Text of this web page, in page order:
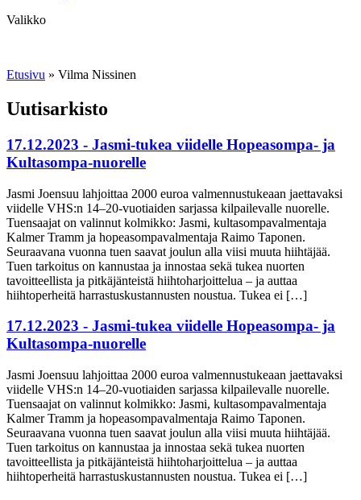
Valikko
Etusivu » Vilma Nissinen
Uutisarkisto
17.12.2023 - Jasmi-tukea viidelle Hopeasompa- ja
Kultasompa-nuorelle
Jasmi Joensuu lahjoittaa 2000 euroa valmennustukeaan jaettavaksi
viidelle VHS:n 14–20-vuotiaiden sarjassa kilpailevalle nuorelle.
Tuensaajat on valinnut kolmikko: Jasmi, kultasompavalmentaja
Kalmer Tramm ja hopeasompavalmentaja Raimo Taponen.
Seuraavana vuonna tuen saavat joulun alla viisi muuta hiihtäjää.
Tuen tarkoitus on kannustaa ja innostaa sekä tukea nuorten
tavoitteellista ja pitkäjänteistä hiihtoharjoittelua – ja auttaa
hiihtoperheitä harrastuskustannusten noustua. Tukea ei […]
17.12.2023 - Jasmi-tukea viidelle Hopeasompa- ja
Kultasompa-nuorelle
Jasmi Joensuu lahjoittaa 2000 euroa valmennustukeaan jaettavaksi
viidelle VHS:n 14–20-vuotiaiden sarjassa kilpailevalle nuorelle.
Tuensaajat on valinnut kolmikko: Jasmi, kultasompavalmentaja
Kalmer Tramm ja hopeasompavalmentaja Raimo Taponen.
Seuraavana vuonna tuen saavat joulun alla viisi muuta hiihtäjää.
Tuen tarkoitus on kannustaa ja innostaa sekä tukea nuorten
tavoitteellista ja pitkäjänteistä hiihtoharjoittelua – ja auttaa
hiihtoperheitä harrastuskustannusten noustua. Tukea ei […]